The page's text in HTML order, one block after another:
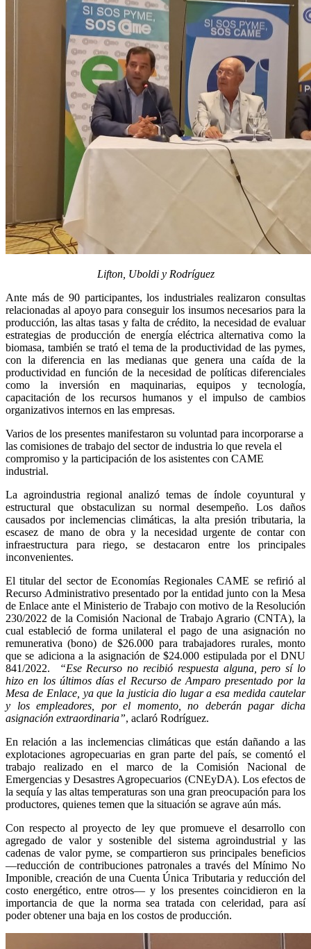
Lifton, Uboldi y Rodríguez
Ante más de 90 participantes, los industriales realizaron consultas
relacionadas al apoyo para conseguir los insumos necesarios para la
producción, las altas tasas y falta de crédito, la necesidad de evaluar
estrategias de producción de energía eléctrica alternativa como la
biomasa, también se trató el tema de la productividad de las pymes,
con la diferencia en las medianas que genera una caída de la
productividad en función de la necesidad de políticas diferenciales
como la inversión en maquinarias, equipos y tecnología,
capacitación de los recursos humanos y el impulso de cambios
organizativos internos en las empresas.
Varios de los presentes manifestaron su voluntad para incorporarse a
las comisiones de trabajo del sector de industria lo que revela el
compromiso y la participación de los asistentes con CAME
industrial.
La agroindustria regional analizó temas de índole coyuntural y
estructural que obstaculizan su normal desempeño. Los daños
causados por inclemencias climáticas, la alta presión tributaria, la
escasez de mano de obra y la necesidad urgente de contar con
infraestructura para riego, se destacaron entre los principales
inconvenientes.
El titular del sector de Economías Regionales CAME se refirió al
Recurso Administrativo presentado por la entidad junto con la Mesa
de Enlace ante el Ministerio de Trabajo con motivo de la Resolución
230/2022 de la Comisión Nacional de Trabajo Agrario (CNTA), la
cual estableció de forma unilateral el pago de una asignación no
remunerativa (bono) de $26.000 para trabajadores rurales, monto
que se adiciona a la asignación de $24.000 estipulada por el DNU
841/2022.
“Ese Recurso no recibió respuesta alguna, pero sí lo
hizo en los últimos días el Recurso de Amparo presentado por la
Mesa de Enlace, ya que la justicia dio lugar a esa medida cautelar
y los empleadores, por el momento, no deberán pagar dicha
asignación extraordinaria”, aclaró Rodríguez.
En relación a las inclemencias climáticas que están dañando a las
explotaciones agropecuarias en gran parte del país, se comentó el
trabajo realizado en el marco de la Comisión Nacional de
Emergencias y Desastres Agropecuarios (CNEyDA). Los efectos de
la sequía y las altas temperaturas son una gran preocupación para los
productores, quienes temen que la situación se agrave aún más.
Con respecto al proyecto de ley que promueve el desarrollo con
agregado de valor y sostenible del sistema agroindustrial y las
cadenas de valor pyme, se compartieron sus principales beneficios
—reducción de contribuciones patronales a través del Mínimo No
Imponible, creación de una Cuenta Única Tributaria y reducción del
costo energético, entre otros— y los presentes coincidieron en la
importancia de que la norma sea tratada con celeridad, para así
poder obtener una baja en los costos de producción.